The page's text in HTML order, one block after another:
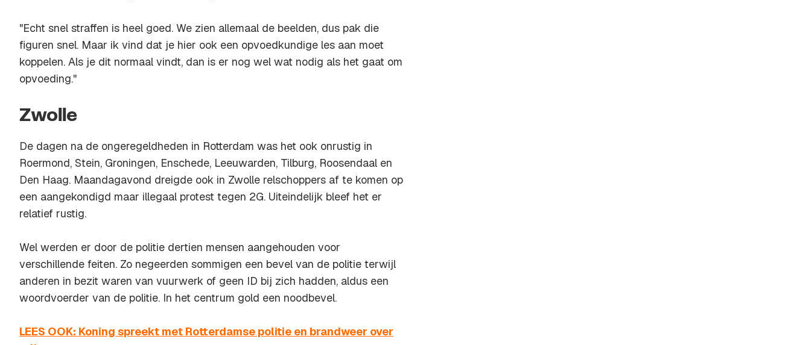
"Echt snel straffen is heel goed. We zien allemaal de beelden, dus pak die
figuren snel. Maar ik vind dat je hier ook een opvoedkundige les aan moet
koppelen. Als je dit normaal vindt, dan is er nog wel wat nodig als het gaat om
opvoeding."
Zwolle
De dagen na de ongeregeldheden in Rotterdam was het ook onrustig in
Roermond, Stein, Groningen, Enschede, Leeuwarden, Tilburg, Roosendaal en
Den Haag. Maandagavond dreigde ook in Zwolle relschoppers af te komen op
een aangekondigd maar illegaal protest tegen 2G. Uiteindelijk bleef het er
relatief rustig.
Wel werden er door de politie dertien mensen aangehouden voor
verschillende feiten. Zo negeerden sommigen een bevel van de politie terwijl
anderen in bezit waren van vuurwerk of geen ID bij zich hadden, aldus een
woordvoerder van de politie. In het centrum gold een noodbevel.
LEES OOK: Koning spreekt met Rotterdamse politie en brandweer over